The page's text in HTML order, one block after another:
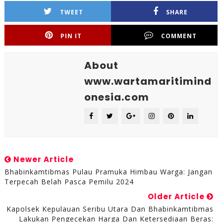
TWEET SHARE
PIN IT COMMENT
About
www.wartamaritimind
onesia.com
Newer Article
Bhabinkamtibmas Pulau Pramuka Himbau Warga: Jangan
Terpecah Belah Pasca Pemilu 2024
Older Article
Kapolsek Kepulauan Seribu Utara Dan Bhabinkamtibmas
Lakukan Pengecekan Harga Dan Ketersediaan Beras: